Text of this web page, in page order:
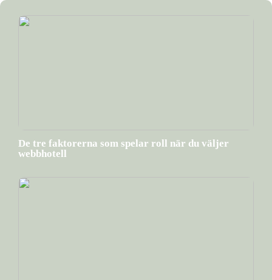
De tre faktorerna som spelar roll när du väljer
webbhotell